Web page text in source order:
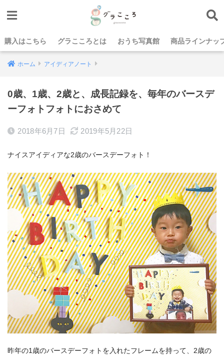
購入はこちら グラこころとは おうち写真館 商品ラインナッ
ホーム アイディアノート
0歳、1歳、2歳と、成長記録を、毎年のバースデ
ーフォトフォトにおさめて
2018年6月7日 2019年5月22日
ナイスアイディアな2歳のバースデーフォト！
昨年の1歳のバースデーフォトを入れたフレームを持って、2歳の